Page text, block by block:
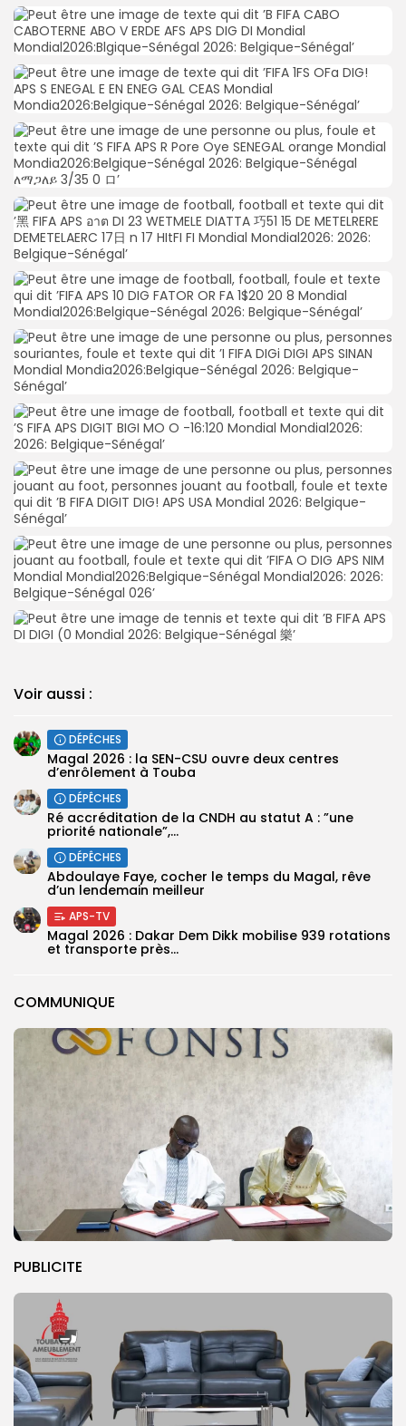
COMMUNIQUE
PUBLICITE
Voir aussi :
DÉPÊCHES
Magal 2026 : la SEN-CSU ouvre deux centres
d’enrôlement à Touba
DÉPÊCHES
Ré accréditation de la CNDH au statut A : ”une
priorité nationale”,...
DÉPÊCHES
Abdoulaye Faye, cocher le temps du Magal, rêve
d’un lendemain meilleur
APS-TV
Magal 2026 : Dakar Dem Dikk mobilise 939 rotations
et transporte près...